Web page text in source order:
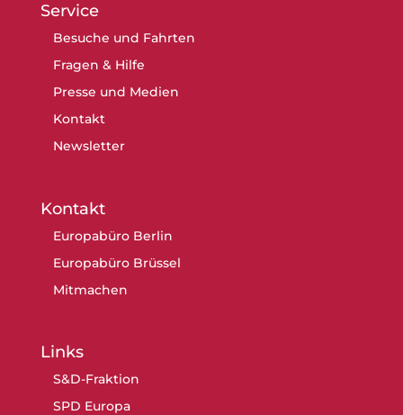
Service
Besuche und Fahrten
Fragen & Hilfe
Presse und Medien
Kontakt
Newsletter
Kontakt
Europabüro Berlin
Europabüro Brüssel
Mitmachen
Links
S&D-Fraktion
SPD Europa